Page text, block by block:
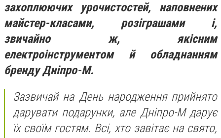
захоплюючих урочистостей, наповнених
майстер-класами, розіграшами і,
звичайно ж, якісним
електроінструментом й обладнанням
бренду Дніпро-М.
Зазвичай на День народження прийнято
дарувати подарунки, але Дніпро-М дарує
їх своїм гостям. Всі, хто завітає на свято,